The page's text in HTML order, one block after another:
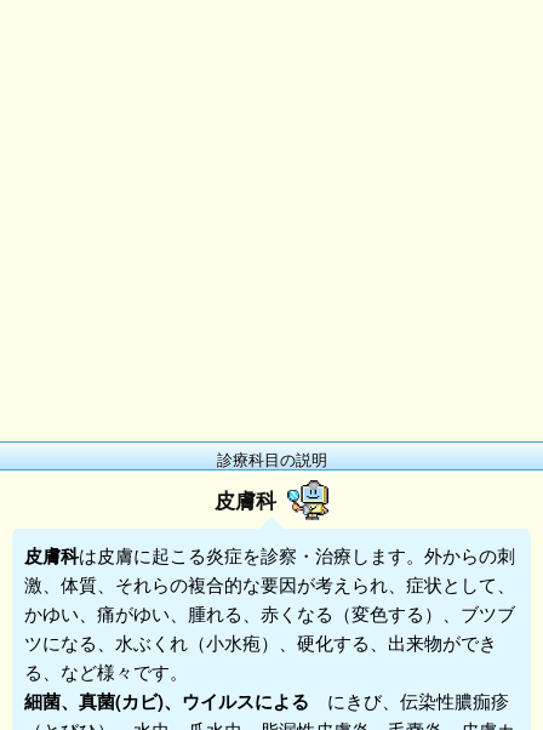
診療科目の説明
皮膚科
皮膚科は皮膚に起こる炎症を診察・治療します。外からの刺
激、体質、それらの複合的な要因が考えられ、症状として、
かゆい、痛がゆい、腫れる、赤くなる（変色する）、ブツブ
ツになる、水ぶくれ（小水疱）、硬化する、出来物ができ
る、など様々です。
細菌、真菌(カビ)、ウイルスによる にきび、伝染性膿痂疹